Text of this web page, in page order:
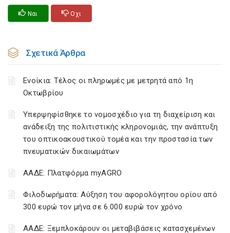
Ναι Οχι
Σχετικά Άρθρα
Ενοίκια: Τέλος οι πληρωμές με μετρητά από 1η
Οκτωβρίου
Υπερψηφίσθηκε το νομοσχέδιο για τη διαχείριση και
ανάδειξη της πολιτιστικής κληρονομιάς, την ανάπτυξη
του οπτικοακουστικού τομέα και την προστασία των
πνευματικών δικαιωμάτων
ΑΑΔΕ: Πλατφόρμα myAGRO
Φιλοδωρήματα: Αύξηση του αφορολόγητου ορίου από
300 ευρώ τον μήνα σε 6.000 ευρώ τον χρόνο
ΑΑΔΕ: Ξεμπλοκάρουν οι μεταβιβάσεις κατασχεμένων